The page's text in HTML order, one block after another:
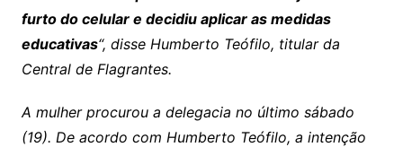
furto do celular e decidiu aplicar as medidas
educativas“, disse Humberto Teófilo, titular da
Central de Flagrantes.
A mulher procurou a delegacia no último sábado
(19). De acordo com Humberto Teófilo, a intenção